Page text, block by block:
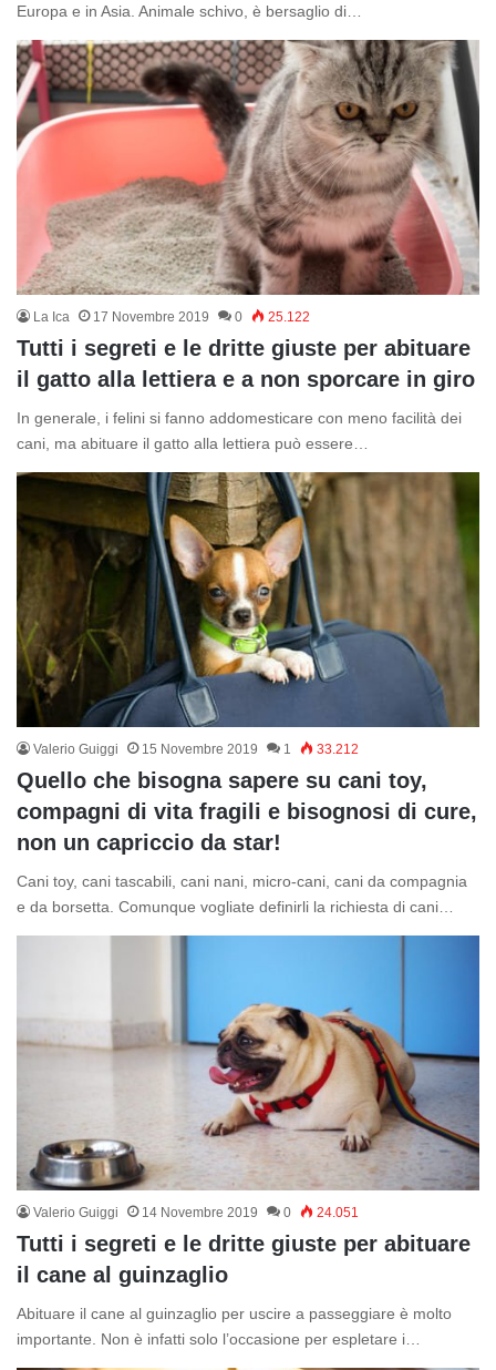
Europa e in Asia. Animale schivo, è bersaglio di…
La Ica 17 Novembre 2019 0 25.122
Tutti i segreti e le dritte giuste per abituare
il gatto alla lettiera e a non sporcare in giro
In generale, i felini si fanno addomesticare con meno facilità dei
cani, ma abituare il gatto alla lettiera può essere…
Valerio Guiggi 15 Novembre 2019 1 33.212
Quello che bisogna sapere su cani toy,
compagni di vita fragili e bisognosi di cure,
non un capriccio da star!
Cani toy, cani tascabili, cani nani, micro-cani, cani da compagnia
e da borsetta. Comunque vogliate definirli la richiesta di cani…
Valerio Guiggi 14 Novembre 2019 0 24.051
Tutti i segreti e le dritte giuste per abituare
il cane al guinzaglio
Abituare il cane al guinzaglio per uscire a passeggiare è molto
importante. Non è infatti solo l’occasione per espletare i…